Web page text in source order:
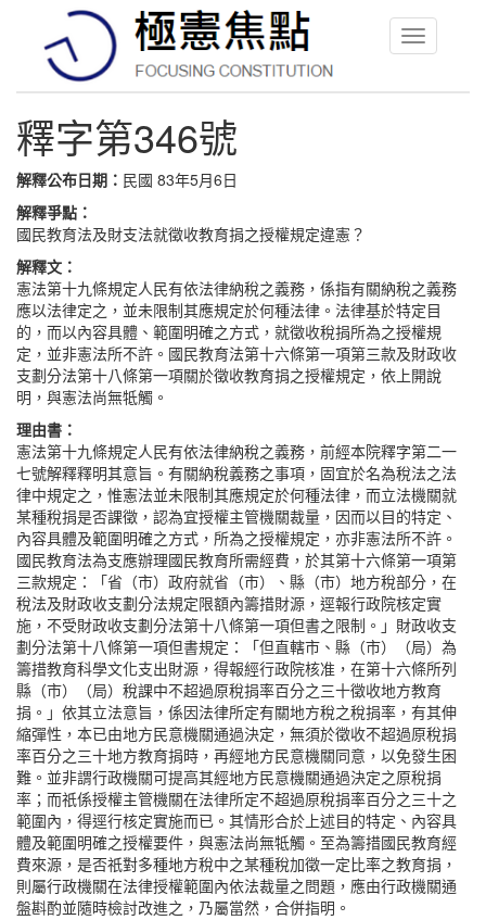
Toggle
navigation
釋字第346號
解釋公布日期： 民國 83年5月6日
解釋爭點：
國民教育法及財支法就徵收教育捐之授權規定違憲？
解釋文：
憲法第十九條規定人民有依法律納稅之義務，係指有關納稅之義務
應以法律定之，並未限制其應規定於何種法律。法律基於特定目
的，而以內容具體、範圍明確之方式，就徵收稅捐所為之授權規
定，並非憲法所不許。國民教育法第十六條第一項第三款及財政收
支劃分法第十八條第一項關於徵收教育捐之授權規定，依上開說
明，與憲法尚無牴觸。
理由書：
憲法第十九條規定人民有依法律納稅之義務，前經本院釋字第二一
七號解釋釋明其意旨。有關納稅義務之事項，固宜於名為稅法之法
律中規定之，惟憲法並未限制其應規定於何種法律，而立法機關就
某種稅捐是否課徵，認為宜授權主管機關裁量，因而以目的特定、
內容具體及範圍明確之方式，所為之授權規定，亦非憲法所不許。
國民教育法為支應辦理國民教育所需經費，於其第十六條第一項第
三款規定：「省（市）政府就省（市）、縣（市）地方稅部分，在
稅法及財政收支劃分法規定限額內籌措財源，逕報行政院核定實
施，不受財政收支劃分法第十八條第一項但書之限制。」財政收支
劃分法第十八條第一項但書規定：「但直轄市、縣（市）（局）為
籌措教育科學文化支出財源，得報經行政院核准，在第十六條所列
縣（市）（局）稅課中不超過原稅捐率百分之三十徵收地方教育
捐。」依其立法意旨，係因法律所定有關地方稅之稅捐率，有其伸
縮彈性，本已由地方民意機關通過決定，無須於徵收不超過原稅捐
率百分之三十地方教育捐時，再經地方民意機關同意，以免發生困
難。並非謂行政機關可提高其經地方民意機關通過決定之原稅捐
率；而祇係授權主管機關在法律所定不超過原稅捐率百分之三十之
範圍內，得逕行核定實施而已。其情形合於上述目的特定、內容具
體及範圍明確之授權要件，與憲法尚無牴觸。至為籌措國民教育經
費來源，是否祇對多種地方稅中之某種稅加徵一定比率之教育捐，
則屬行政機關在法律授權範圍內依法裁量之問題，應由行政機關通
盤斟酌並隨時檢討改進之，乃屬當然，合併指明。